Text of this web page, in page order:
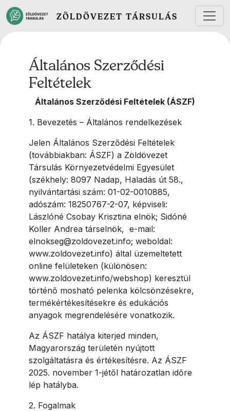
Ugrás a tartalomra
ZÖLDÖVEZET TÁRSULÁS
Általános Szerződési
Feltételek
Általános Szerződési Feltételek (ÁSZF)
1. Bevezetés – Általános rendelkezések
Jelen Általános Szerződési Feltételek
(továbbiakban: ÁSZF) a Zöldövezet
Társulás Környezetvédelmi Egyesület
(székhely: 8097 Nadap, Haladás út 58.,
nyilvántartási szám: 01-02-0010885,
adószám: 18250767-2-07, képviseli:
Lászlóné Csobay Krisztina elnök; Sidóné
Koller Andrea társelnök, e-mail:
elnokseg@zoldovezet.info; weboldal:
www.zoldovezet.info) által üzemeltetett
online felületeken (különösen:
www.zoldovezet.info/webshop) keresztül
történő mosható pelenka kölcsönzésekre,
termékértékesítésekre és edukációs
anyagok megrendelésére vonatkozik.
Az ÁSZF hatálya kiterjed minden,
Magyarország területén nyújtott
szolgáltatásra és értékesítésre. Az ÁSZF
2025. november 1-jétől határozatlan időre
lép hatályba.
2. Fogalmak